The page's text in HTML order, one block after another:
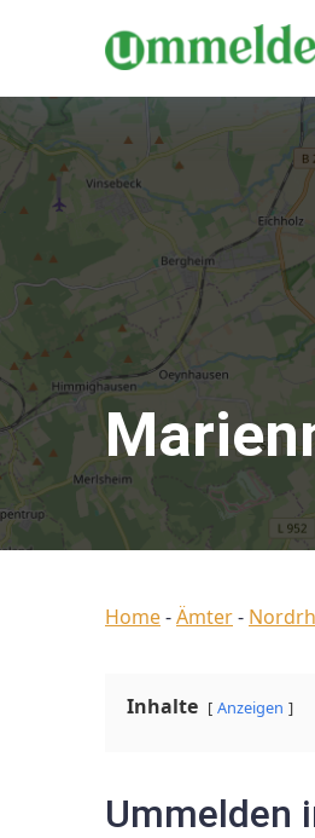
Home-Ämter-
Inhalte Anzeigen
Ummelden